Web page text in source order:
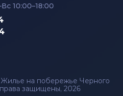
10:00–18:00
на побережье Черного
защищены, 2026